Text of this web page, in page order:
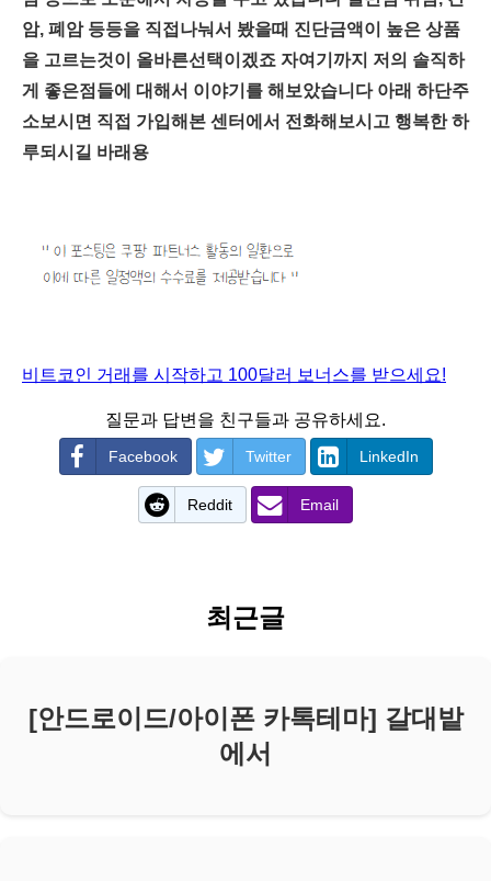
암, 폐암 등등을 직접나눠서 봤을때 진단금액이 높은 상품
을 고르는것이 올바른선택이겠죠 자여기까지 저의 솔직하
게 좋은점들에 대해서 이야기를 해보았습니다 아래 하단주
소보시면 직접 가입해본 센터에서 전화해보시고 행복한 하
루되시길 바래용
비트코인 거래를 시작하고 100달러 보너스를 받으세요!
질문과 답변을 친구들과 공유하세요.
Facebook Twitter LinkedIn
Reddit Email
최근글
[안드로이드/아이폰 카톡테마] 갈대밭
에서